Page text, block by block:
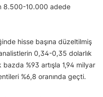
8.500-10.000 adede
hisse başına düzeltilmiş
0,34-0,35 dolarlık
bazda %93 artışla 1,94 milyar
%6,8 oranında geçti.